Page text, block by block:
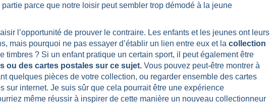
parce que notre loisir peut sembler trop démodé à la jeune
l’opportunité de prouver le contraire. Les enfants et les jeunes ont leurs
mais pourquoi ne pas essayer d’établir un lien entre eux et la collection
timbres ? Si un enfant pratique un certain sport, il peut également être
ou des cartes postales sur ce sujet. Vous pouvez peut-être montrer à
quelques pièces de votre collection, ou regarder ensemble des cartes
sur internet. Je suis sûr que cela pourrait être une expérience
même réussir à inspirer de cette manière un nouveau collectionneur